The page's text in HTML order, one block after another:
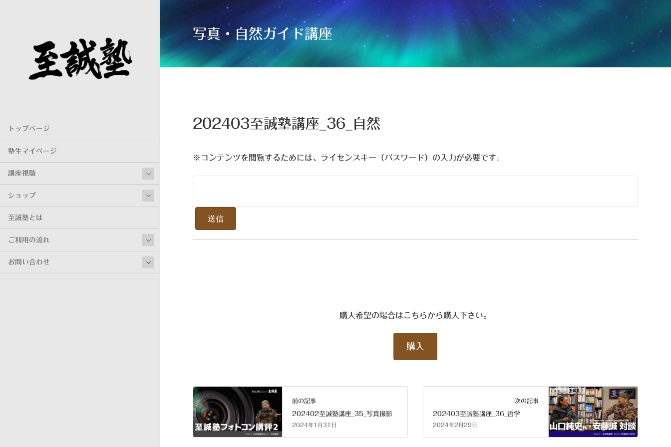
トップページ
塾生マイページ
講座視聴
ショップ
至誠塾とは
ご利用の流れ
お問い合わせ
写真・自然ガイド講座
202403至誠塾講座_36_自然
※コンテンツを閲覧するためには、ライセンスキー（パスワード）の入力が必要です。
購入希望の場合はこちらから購入下さい。
購入
前の記事
202402至誠塾講座_35_写真撮影
2024年1月31日
次の記事
202403至誠塾講座_36_哲学
2024年2月29日